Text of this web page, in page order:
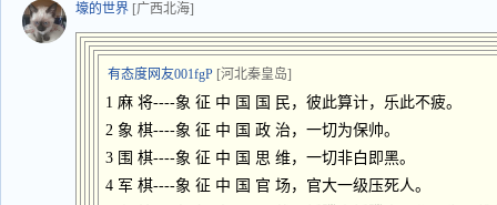
壕的世界 [广西北海]
有态度网友001fgP [河北秦皇岛]
1 麻 将----象 征 中 国 国 民，彼此算计，乐此不疲。
2 象 棋----象 征 中 国 政 治，一切为保帅。
3 围 棋----象 征 中 国 思 维，一切非白即黑。
4 军 棋----象 征 中 国 官 场，官大一级压死人。